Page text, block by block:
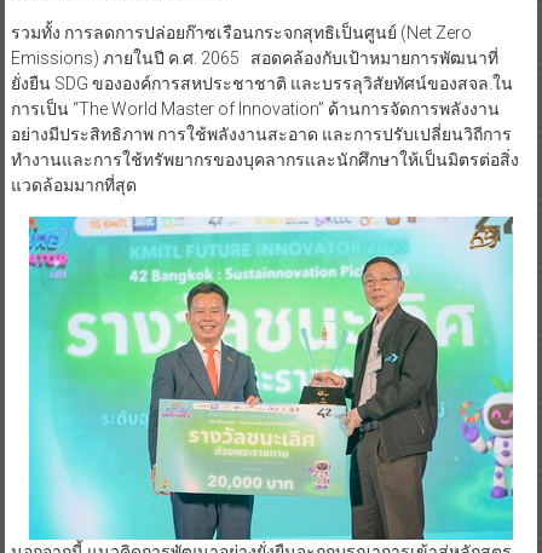
รวมทั้ง การลดการปล่อยก๊าซเรือนกระจกสุทธิเป็นศูนย์ (Net Zero
Emissions) ภายในปี ค.ศ. 2065 สอดคล้องกับเป้าหมายการพัฒนาที่
ยั่งยืน SDG ขององค์การสหประชาชาติ และบรรลุวิสัยทัศน์ของสจล.ใน
การเป็น “The World Master of Innovation” ด้านการจัดการพลังงาน
อย่างมีประสิทธิภาพ การใช้พลังงานสะอาด และการปรับเปลี่ยนวิถีการ
ทำงานและการใช้ทรัพยากรของบุคลากรและนักศึกษาให้เป็นมิตรต่อสิ่ง
แวดล้อมมากที่สุด